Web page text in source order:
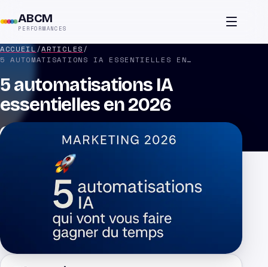
ABCM
PERFORMANCES
ACCUEIL /ARTICLES /
5 AUTOMATISATIONS IA ESSENTIELLES EN 2026
5 automatisations IA
essentielles en 2026
Publié le 5 janvier 2026
20 janvier 2026